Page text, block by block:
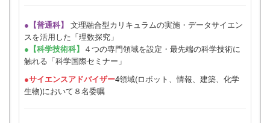
●【普通科】 文理融合型カリキュラムの実施・データサイエン
スを活用した「理数探究」
●【科学技術科】 ４つの専門領域を設定・最先端の科学技術に
触れる「科学国際セミナー」
●サイエンスアドバイザー4領域(ロボット、情報、建築、化学
生物)において８名委嘱